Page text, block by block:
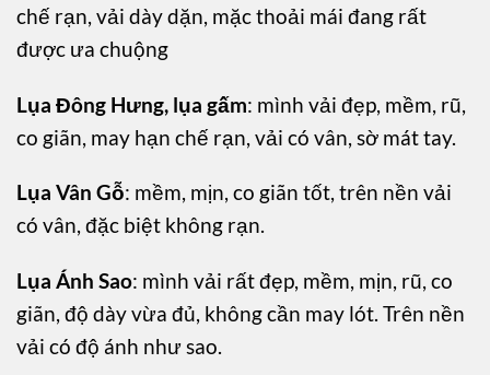
chế rạn, vải dày dặn, mặc thoải mái đang rất
được ưa chuộng
Lụa Đông Hưng, lụa gấm: mình vải đẹp, mềm, rũ,
co giãn, may hạn chế rạn, vải có vân, sờ mát tay.
Lụa Vân Gỗ: mềm, mịn, co giãn tốt, trên nền vải
có vân, đặc biệt không rạn.
Lụa Ánh Sao: mình vải rất đẹp, mềm, mịn, rũ, co
giãn, độ dày vừa đủ, không cần may lót. Trên nền
vải có độ ánh như sao.